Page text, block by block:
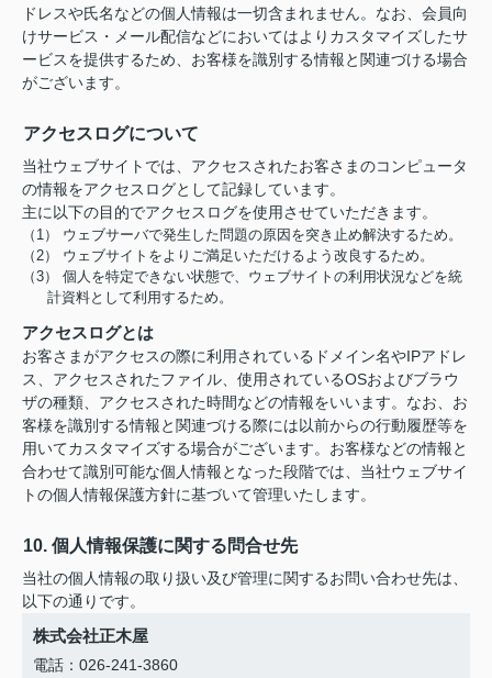
ドレスや氏名などの個人情報は一切含まれません。なお、会員向
けサービス・メール配信などにおいてはよりカスタマイズしたサ
ービスを提供するため、お客様を識別する情報と関連づける場合
がございます。
アクセスログについて
当社ウェブサイトでは、アクセスされたお客さまのコンピュータ
の情報をアクセスログとして記録しています。
主に以下の目的でアクセスログを使用させていただきます。
（1） ウェブサーバで発生した問題の原因を突き止め解決するため。
（2） ウェブサイトをよりご満足いただけるよう改良するため。
（3） 個人を特定できない状態で、ウェブサイトの利用状況などを統
計資料として利用するため。
アクセスログとは
お客さまがアクセスの際に利用されているドメイン名やIPアドレ
ス、アクセスされたファイル、使用されているOSおよびブラウ
ザの種類、アクセスされた時間などの情報をいいます。なお、お
客様を識別する情報と関連づける際には以前からの行動履歴等を
用いてカスタマイズする場合がございます。お客様などの情報と
合わせて識別可能な個人情報となった段階では、当社ウェブサイ
トの個人情報保護方針に基づいて管理いたします。
10. 個人情報保護に関する問合せ先
当社の個人情報の取り扱い及び管理に関するお問い合わせ先は、
以下の通りです。
株式会社正木屋
電話：026-241-3860